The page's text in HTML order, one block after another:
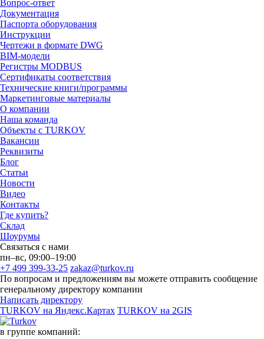
Вопрос-ответ
Документация
Паспорта оборудования
Инструкции
Чертежи в формате DWG
BIM-модели
Регистры MODBUS
Сертификаты соответствия
Технические книги/программы
Маркетинговые материалы
О компании
Наша команда
Объекты с TURKOV
Вакансии
Реквизиты
Блог
Статьи
Новости
Видео
Контакты
Где купить?
Склад
Шоурумы
Связаться с нами
пн–вс, 09:00–19:00
+7 499 399-33-25 zakaz@turkov.ru
По вопросам и предложениям вы можете отправить сообщение
генеральному директору компании
Написать директору
TURKOV на Яндекс.Картах TURKOV на 2GIS
в группе компаний: